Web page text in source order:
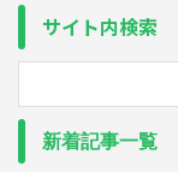
サイト内検索
新着記事一覧